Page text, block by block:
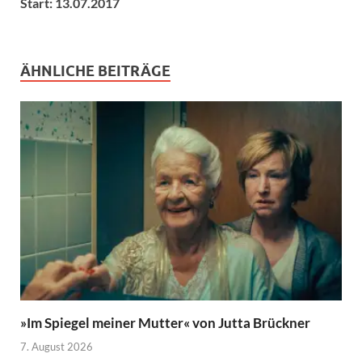
ÄHNLICHE BEITRÄGE
»Im Spiegel meiner Mutter« von Jutta Brückner
7. August 2026